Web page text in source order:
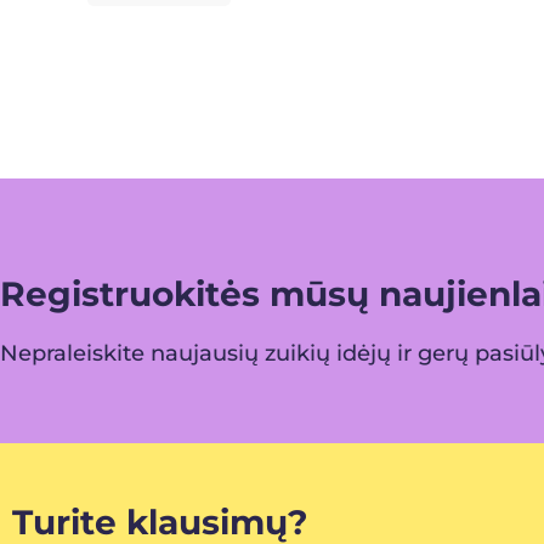
Registruokitės mūsų
Nepraleiskite naujausių zuikių idėjų ir gerų
Turite klausimų?